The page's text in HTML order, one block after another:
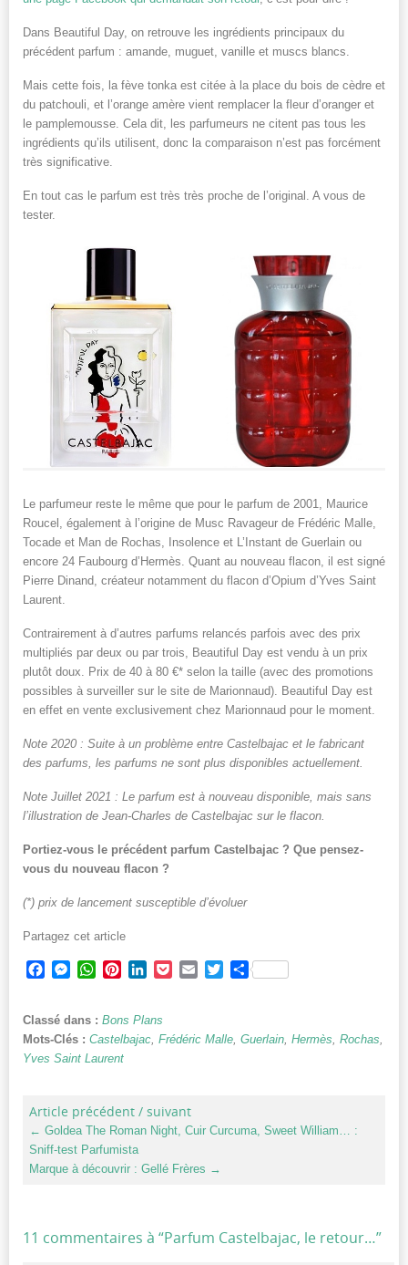
Dans Beautiful Day, on retrouve les ingrédients principaux du
précédent parfum : amande, muguet, vanille et muscs blancs.
Mais cette fois, la fève tonka est citée à la place du bois de cèdre et
du patchouli, et l’orange amère vient remplacer la fleur d’oranger et
le pamplemousse. Cela dit, les parfumeurs ne citent pas tous les
ingrédients qu’ils utilisent, donc la comparaison n’est pas forcément
très significative.
En tout cas le parfum est très très proche de l’original. A vous de
tester.
Le parfumeur reste le même que pour le parfum de 2001, Maurice
Roucel, également à l’origine de Musc Ravageur de Frédéric Malle,
Tocade et Man de Rochas, Insolence et L’Instant de Guerlain ou
encore 24 Faubourg d’Hermès. Quant au nouveau flacon, il est signé
Pierre Dinand, créateur notamment du flacon d’Opium d’Yves Saint
Laurent.
Contrairement à d’autres parfums relancés parfois avec des prix
multipliés par deux ou par trois, Beautiful Day est vendu à un prix
plutôt doux. Prix de 40 à 80 €* selon la taille (avec des promotions
possibles à surveiller sur le site de Marionnaud). Beautiful Day est
en effet en vente exclusivement chez Marionnaud pour le moment.
Note 2020 : Suite à un problème entre Castelbajac et le fabricant
des parfums, les parfums ne sont plus disponibles actuellement.
Note Juillet 2021 : Le parfum est à nouveau disponible, mais sans
l’illustration de Jean-Charles de Castelbajac sur le flacon.
Portiez-vous le précédent parfum Castelbajac ? Que pensez-
vous du nouveau flacon ?
(*) prix de lancement susceptible d’évoluer
Partagez cet article
Facebook
Messenger
WhatsApp
PinterestLinkedInPocketEmailTwitterPartager
Classé dans : Bons Plans
Mots-Clés : Castelbajac, Frédéric Malle, Guerlain, Hermès, Rochas,
Yves Saint Laurent
Article précédent / suivant
← Goldea The Roman Night, Cuir Curcuma, Sweet William… :
Sniff-test Parfumista
Marque à découvrir : Gellé Frères →
11 commentaires à “Parfum Castelbajac, le retour…”